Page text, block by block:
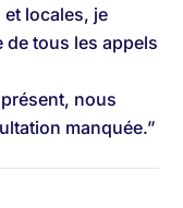
locales, je
tous les appels
nous
manquée.”